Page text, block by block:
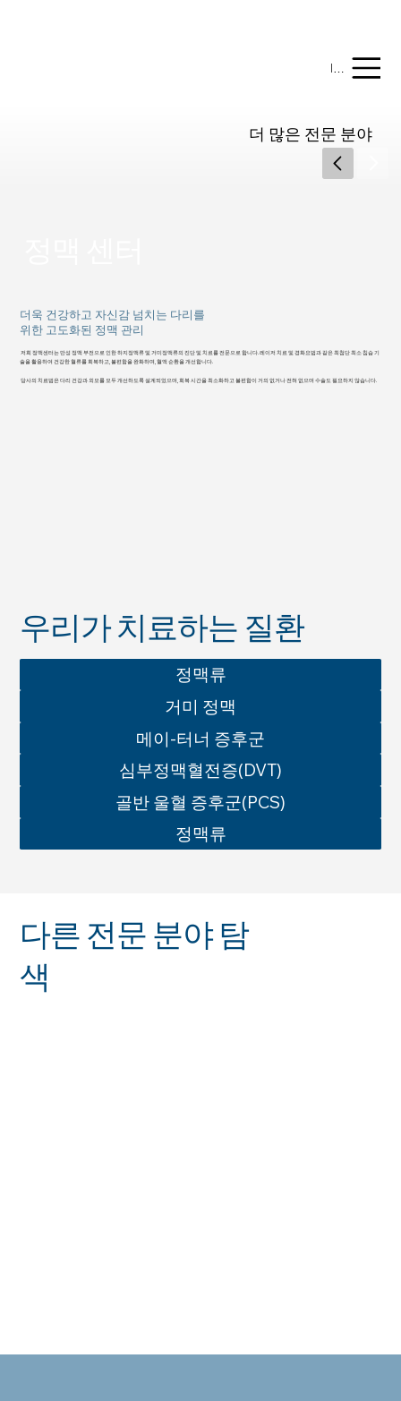
Menu
더 많은 전문 분야
더욱 건강하고 자신감 넘치는 다리를
위한 고도화된 정맥 관리
저희 정맥센터는 만성 정맥 부전으로 인한 하지정맥류 및 거미정맥류의 진단 및 치료를 전문으로 합니다. 레이저 치료 및 경화요법과 같은 최첨단 최소 침습 기
술을 활용하여 건강한 혈류를 회복하고, 불편함을 완화하며, 혈액 순환을 개선합니다.
당사의 치료법은 다리 건강과 외모를 모두 개선하도록 설계되었으며, 회복 시간을 최소화하고 불편함이 거의 없거나 전혀 없으며 수술도 필요하지 않습니다.
우리가 치료하는 질환
정맥류
거미 정맥
메이-터너 증후군
심부정맥혈전증(DVT)
골반 울혈 증후군(PCS)
정맥류
다른 전문 분야 탐
색